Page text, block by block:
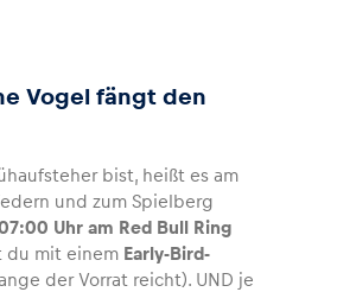
Vogel fängt den
bist, heißt es am
und zum Spielberg
Uhr am Red Bull Ring
du mit einem Early-Bird-
der Vorrat reicht). UND je